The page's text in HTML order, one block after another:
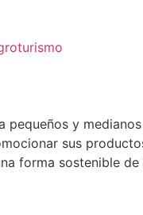
y
sus
forma sostenible